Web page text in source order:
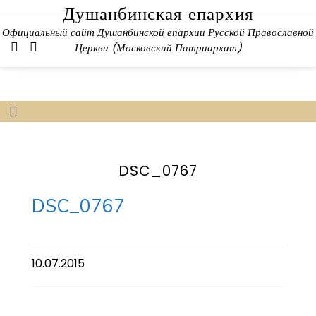
content
Душанбинская епархия
Официальный сайт Душанбинской епархии Русской Православной
Церкви (Московский Патриархат)
DSC_0767
DSC_0767
10.07.2015